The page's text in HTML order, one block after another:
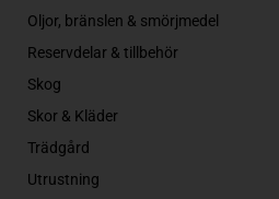
Oljor, bränslen & smörjmedel
Reservdelar & tillbehör
Skog
Skor & Kläder
Trädgård
Utrustning